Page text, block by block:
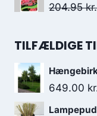
204.95kr.
TILFÆLDIGE
649.00